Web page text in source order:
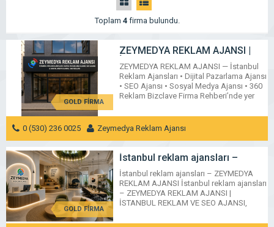
Toplam 4firma bulundu.
GOLD FİRMA
ZEYMEDYA REKLAM AJANSI |
İSTANBUL REKLAM AJANSLARI,
DİJİTAL PAZARLAMA AJANSI,
SEO AJANSI & SOSYAL MEDYA
AJANSI, 360 REKLAM
ZEYMEDYA REKLAM AJANSI — İstanbul
Reklam Ajansları • Dijital Pazarlama Ajansı
• SEO Ajansı • Sosyal Medya Ajansı • 360
Reklam Bizclave Firma Rehberi’nde yer
İstanbul’da arayanların sıkça incelediği
İstanbul reklam ajansları arasında SEO
odaklı büyüme modelini merkeze alan bir
ekiptir. Hedefimiz, yalnızca trafik artışı
değil; arama niyetine uyan ziyaretçi akışı,
0 (530) 236 0025 Zeymedya Reklam Ajansı
KAĞITHANE / İSTANBUL MESAJ GÖNDER
GOLD FİRMA
İstanbul reklam ajansları –
ZEYMEDYA REKLAM AJANSI |
İSTANBUL REKLAM VE SEO
AJANSI, DİJİTAL PAZARLAMA
AJANSI, SOSYAL MEDYA AJANSI,
360 REKLAM
İstanbul reklam ajansları – ZEYMEDYA
REKLAM AJANSI İstanbul reklam ajansları
– ZEYMEDYA REKLAM AJANSI |
İSTANBUL REKLAM VE SEO AJANSI,
MEDYA AJANSI, 360 REKLAM İstanbul’da